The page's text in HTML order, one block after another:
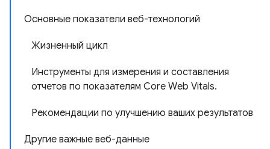
Основные показатели веб-технологий
Жизненный цикл
Инструменты для измерения и составления
отчетов по показателям Core Web Vitals.
Рекомендации по улучшению ваших результатов
Другие важные веб-данные